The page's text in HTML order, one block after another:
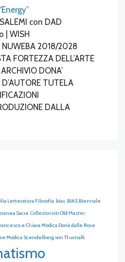
con DAD
| WISH
NUWEBA 2018/2028
FORTEZZA DELL’ARTE
DONA’
TUTELA
DALLA
Letteratura Filosofia bias BIAS Biennale
Sacra Collezionisti Old Master
e Chiara Modica Donà dalle Rose
Modìca Scendelberg von Thurnalk